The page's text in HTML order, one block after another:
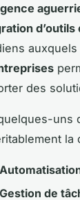
d’outils
des
uns
la
Gestion de